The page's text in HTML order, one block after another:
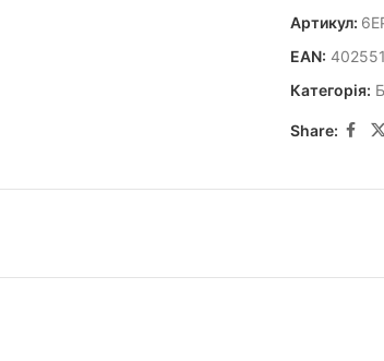
EAN:
Артикул:
Категорія:
Share: